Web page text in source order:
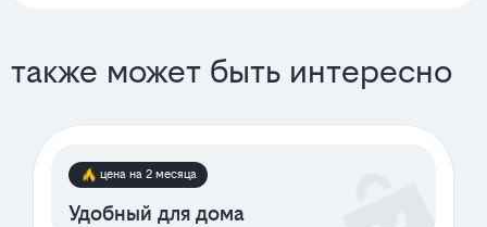
также может быть интересно
цена на 2 месяца
Удобный для дома